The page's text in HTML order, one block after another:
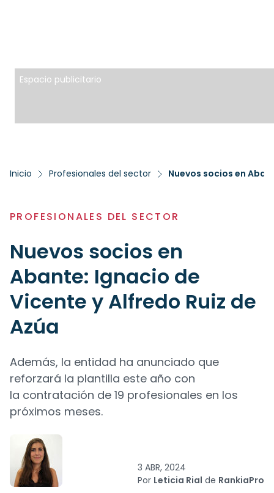
Espacio publicitario
Inicio Profesionales del sector Nuevos socios en
PROFESIONALES DEL SECTOR
Nuevos socios en
Abante: Ignacio de
Vicente y Alfredo Ruiz de
Azúa
Además, la entidad ha anunciado que
reforzará la plantilla este año con
la contratación de 19 profesionales en los
próximos meses.
3 ABR, 2024
Por Leticia Rial de RankiaPro